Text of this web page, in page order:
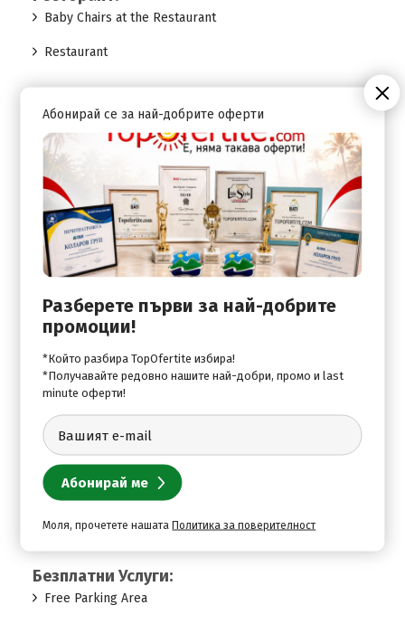
Baby Chairs at the Restaurant
Restaurant
Спорт:
Billiard (Pool) Table
Satelite TV with all live Sport Channels
Table Soccer
Table Tennis
Стаи:
Conference room
Games / Play Room
Room Service
Safe Deposit Box
Satelite TV with all live Sport Channels
Безплатни Услуги:
Free Parking Area
Абонирай се за най-добрите оферти
Разберете първи за най-добрите
промоции!
*Който разбира TopOfertite избира!
*Получавайте редовно нашите най-добри, промо и last
minute оферти!
Моля, прочетете нашатаПолитика за поверителност